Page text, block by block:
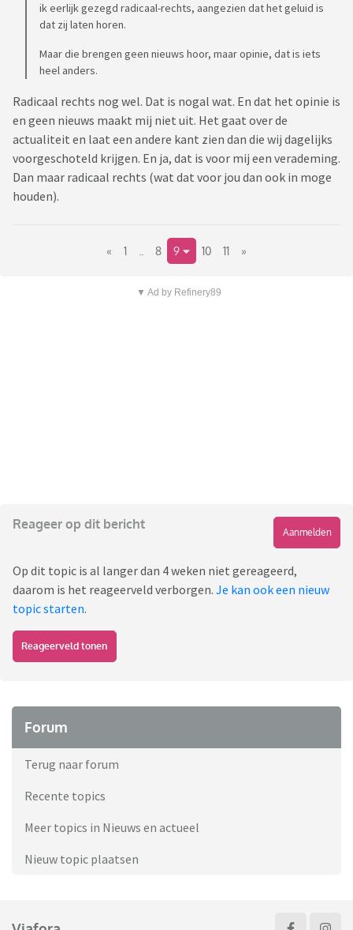
ik eerlijk gezegd radicaal-rechts, aangezien dat het geluid is
dat zij laten horen.
Maar die brengen geen nieuws hoor, maar opinie, dat is iets
heel anders.
Radicaal rechts nog wel. Dat is nogal wat. En dat het opinie is
en geen nieuws maakt mij niet uit. Het gaat over de
actualiteit en laat een andere kant zien dan die wij dagelijks
voorgeschoteld krijgen. En ja, dat is voor mij een verademing.
Dan maar radicaal rechts (wat dat voor jou dan ook in moge
houden).
« 1 8 9 10 11 »
▼ Ad by Refinery89
Reageer op dit bericht
Aanmelden
Op dit topic is al langer dan 4 weken niet gereageerd,
daarom is het reageerveld verborgen. Je kan ook een nieuw
topic starten.
Reageerveld tonen
Forum
Terug naar forum
Recente topics
Meer topics in Nieuws en actueel
Nieuw topic plaatsen